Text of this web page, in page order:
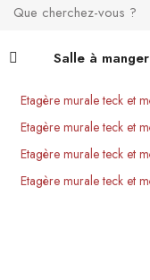
Salle à manger